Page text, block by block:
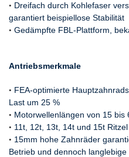
• Dreifach durch Kohlefaser
garantiert beispiellose Stabilität
• Gedämpfte FBL-Plattform,
Antriebsmerkmale
• FEA-optimierte
Last um 25 %
• Motorwellenlängen von 15
• 11t, 12t, 13t, 14t und 15t
• 15mm hohe Zahnräder
Betrieb und dennoch